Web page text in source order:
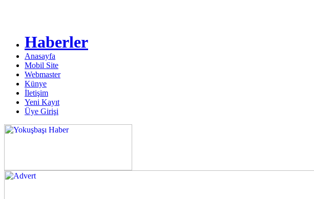
Haberler
Anasayfa
Mobil Site
Webmaster
Künye
İletişim
Yeni Kayıt
Üye Girişi